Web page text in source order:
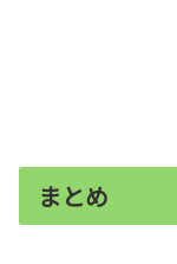
まとめ